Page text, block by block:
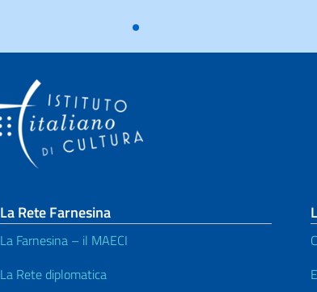
La Rete Farnesina
La Farnesina – il MAECI
La Rete diplomatica